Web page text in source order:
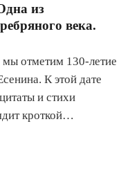
из
века.
отметим 130-летие
К этой дате
и стихи
кроткой…